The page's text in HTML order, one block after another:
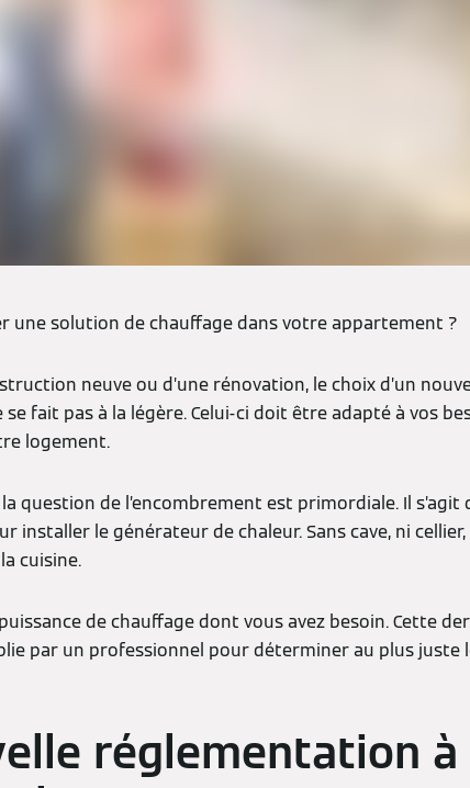
une solution de chauffage dans votre appartement ?
neuve ou d’une rénovation, le choix d’un
fait pas à la légère. Celui-ci doit être adapté à vos
logement.
question de l’encombrement est primordiale. Il s’agit
installer le générateur de chaleur. Sans cave, ni
cuisine.
de chauffage dont vous avez besoin. Cette
par un professionnel pour déterminer au plus juste
réglementation